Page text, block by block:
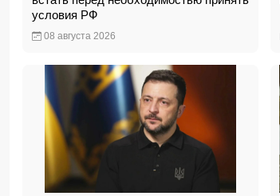
условия РФ
08 августа 2026